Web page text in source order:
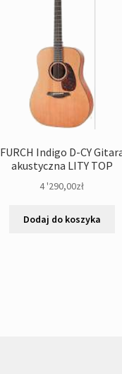
FURCH Indigo D-CY
akustyczna LITY TOP
4 '290,00zł
Dodaj do koszyka